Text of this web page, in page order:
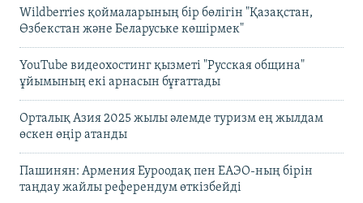
Wildberries қоймаларының бір бөлігін "Қазақстан,
Өзбекстан және Беларуське көшірмек"
YouTube видеохостинг қызметі "Русская община"
ұйымының екі арнасын бұғаттады
Орталық Азия 2025 жылы әлемде туризм ең жылдам
өскен өңір атанды
Пашинян: Армения Еуроодақ пен ЕАЭО-ның бірін
таңдау жайлы референдум өткізбейді